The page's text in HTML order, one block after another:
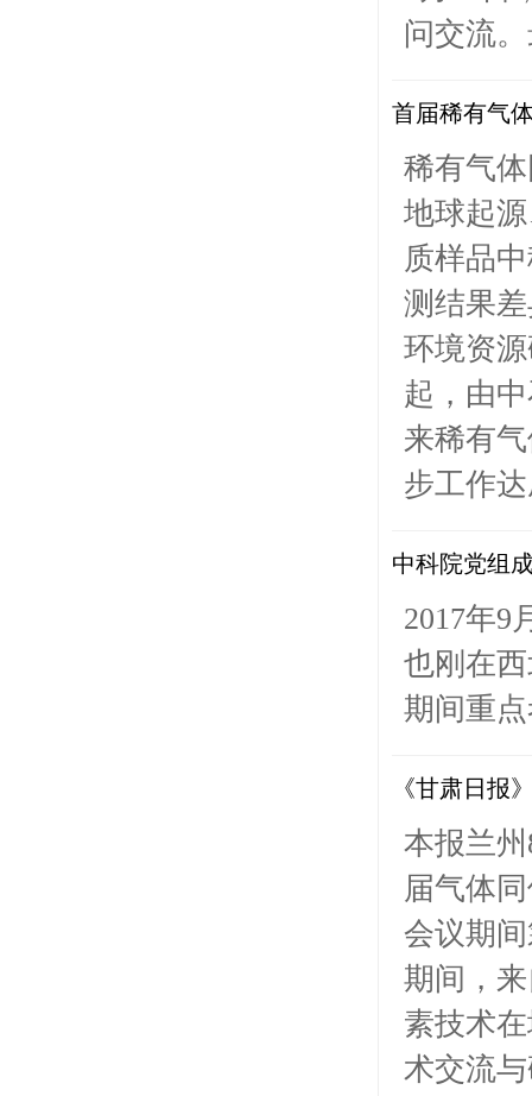
问交流
首届稀有气
稀有气
地球起
质样品
测结果
环境资
起，由
来稀有
步工作
中科院党组
2017年9
也刚在
期间重
《甘肃日报
本报兰
届气体
会议期
期间，
素技术
术交流